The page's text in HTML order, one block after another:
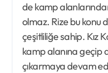
de kamp
olmaz. Rize bu konu
çeşitliliğe sahip. Kız
kamp alanına geçip
çıkarmaya devam